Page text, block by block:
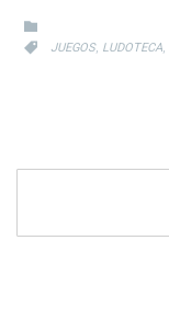

 CATEGORY
JUEGOS, LUDOTECA,